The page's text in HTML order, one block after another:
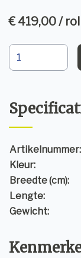
€ 419,00 / rol
Artikelnummer:
Kleur:
Breedte (cm):
Lengte:
Gewicht: